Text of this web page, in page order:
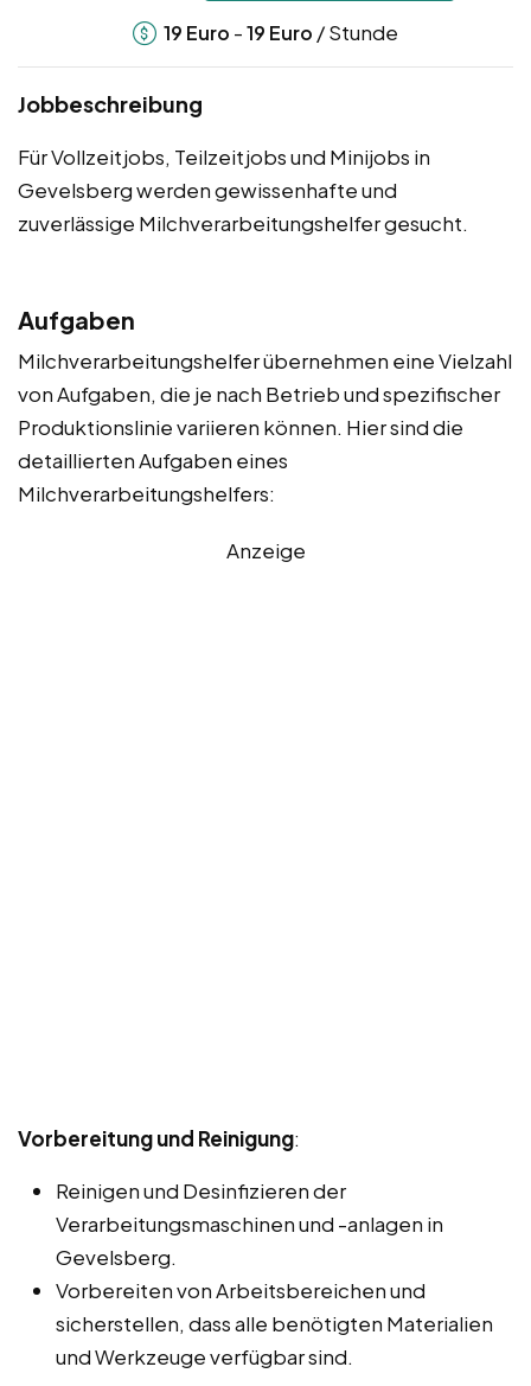
19 Euro -19 Euro / Stunde
Jobbeschreibung
Für Vollzeitjobs, Teilzeitjobs und Minijobs in
Gevelsberg werden gewissenhafte und
zuverlässige Milchverarbeitungshelfer gesucht.
Aufgaben
Milchverarbeitungshelfer übernehmen eine Vielzahl
von Aufgaben, die je nach Betrieb und spezifischer
Produktionslinie variieren können. Hier sind die
detaillierten Aufgaben eines
Milchverarbeitungshelfers:
Anzeige
Vorbereitung und Reinigung:
Reinigen und Desinfizieren der
Verarbeitungsmaschinen und -anlagen in
Gevelsberg.
Vorbereiten von Arbeitsbereichen und
sicherstellen, dass alle benötigten Materialien
und Werkzeuge verfügbar sind.